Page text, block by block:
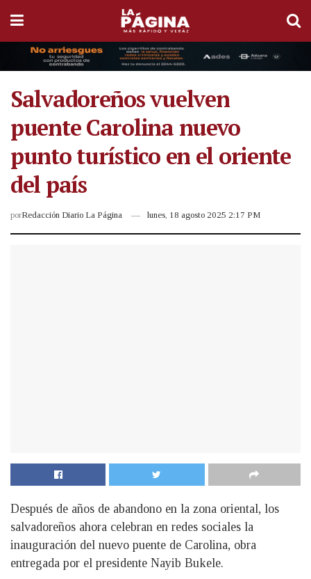
Salvadoreños vuelven
puente Carolina nuevo
punto turístico en el oriente
del país
porRedacción Diario La Página lunes, 18 agosto 2025 2:17 PM
Después de años de abandono en la zona oriental, los
salvadoreños ahora celebran en redes sociales la
inauguración del nuevo puente de Carolina, obra
entregada por el presidente Nayib Bukele.